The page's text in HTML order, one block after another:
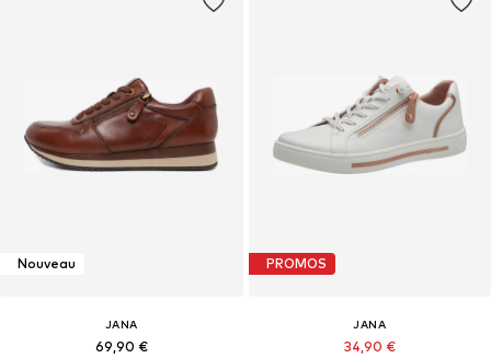
Nouveau
JANA
69,90 €
PROMOS
JANA
34,90 €